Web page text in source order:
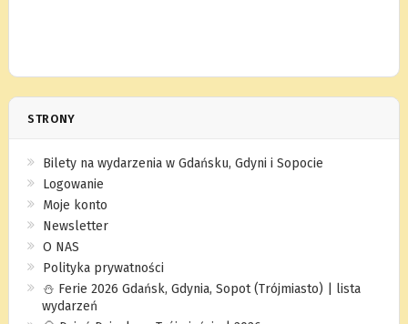
STRONY
Bilety na wydarzenia w Gdańsku, Gdyni i Sopocie
Logowanie
Moje konto
Newsletter
O NAS
Polityka prywatności
⛄️ Ferie 2026 Gdańsk, Gdynia, Sopot (Trójmiasto) | lista
wydarzeń